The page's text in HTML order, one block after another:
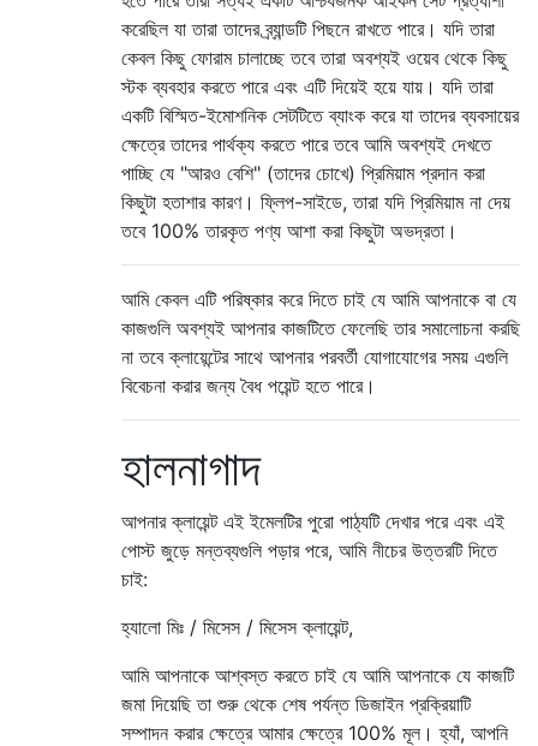
করেছিল যা তারা তাদের ব্র্যান্ডটি পিছনে রাখতে পারে। যদি তারা
কেবল কিছু ফোরাম চালাচ্ছে তবে তারা অবশ্যই ওয়েব থেকে কিছু
স্টক ব্যবহার করতে পারে এবং এটি দিয়েই হয়ে যায়। যদি তারা
একটি বিস্মিত-ইমোশনিক সেটটিতে ব্যাংক করে যা তাদের ব্যবসায়ের
ক্ষেত্রে তাদের পার্থক্য করতে পারে তবে আমি অবশ্যই দেখতে
পাচ্ছি যে "আরও বেশি" (তাদের চোখে) প্রিমিয়াম প্রদান করা
কিছুটা হতাশার কারণ। ফ্লিপ-সাইডে, তারা যদি প্রিমিয়াম না দেয়
তবে 100% তারকৃত পণ্য আশা করা কিছুটা অভদ্রতা।
আমি কেবল এটি পরিষ্কার করে দিতে চাই যে আমি আপনাকে বা যে
কাজগুলি অবশ্যই আপনার কাজটিতে ফেলেছি তার সমালোচনা করছি
না তবে ক্লায়েন্টের সাথে আপনার পরবর্তী যোগাযোগের সময় এগুলি
বিবেচনা করার জন্য বৈধ পয়েন্ট হতে পারে।
হালনাগাদ
আপনার ক্লায়েন্ট এই ইমেলটির পুরো পাঠ্যটি দেখার পরে এবং এই
পোস্ট জুড়ে মন্তব্যগুলি পড়ার পরে, আমি নীচের উত্তরটি দিতে
চাই:
হ্যালো মিঃ / মিসেস / মিসেস ক্লায়েন্ট,
আমি আপনাকে আশ্বস্ত করতে চাই যে আমি আপনাকে যে কাজটি
জমা দিয়েছি তা শুরু থেকে শেষ পর্যন্ত ডিজাইন প্রক্রিয়াটি
সম্পাদন করার ক্ষেত্রে আমার ক্ষেত্রে 100% মূল। হ্যাঁ, আপনি